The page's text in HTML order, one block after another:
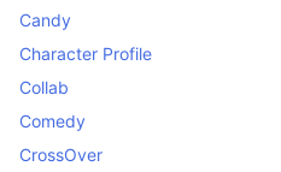
Candy
Character Profile
Collab
Comedy
CrossOver